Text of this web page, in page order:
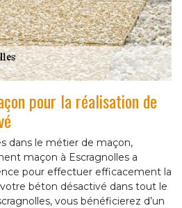
pour la réalisation de
dans le métier de maçon,
maçon à Escragnolles a
pour effectuer efficacement la
béton désactivé dans tout le
vous bénéficierez d’un